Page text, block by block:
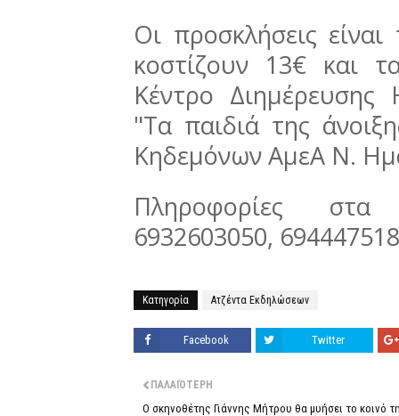
Οι προσκλήσεις
κοστίζουν 13€ και
Κέντρο Διημέρευσης
"Τα παιδιά της
Κηδεμόνων ΑμεΑ Ν.
Πληροφορίες στα
6932603050,
Κατηγορία Ατζέντα Εκδηλώσεων
Facebook Twitter
ΠΑΛΑΙΌΤΕΡΗ
Ο σκηνοθέτης Γιάννης Μήτρου θα μυήσει το κοινό